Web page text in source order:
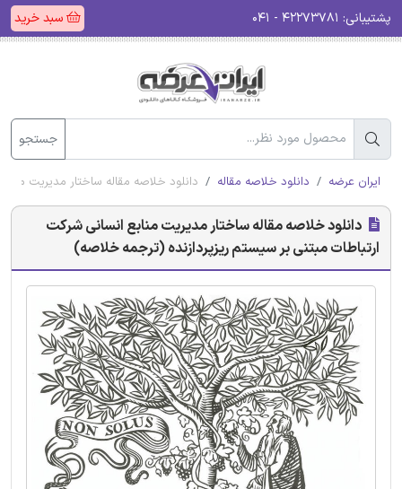
پشتیبانی: سبد خرید
جستجو
ایران عرضه دانلود خلاصه مقاله دانلود خلاصه مقاله ساختار مدیریت
دانلود خلاصه مقاله ساختار مدیریت منابع انسانی شرکت
ارتباطات مبتنی بر سیستم ریزپردازنده (ترجمه خلاصه)